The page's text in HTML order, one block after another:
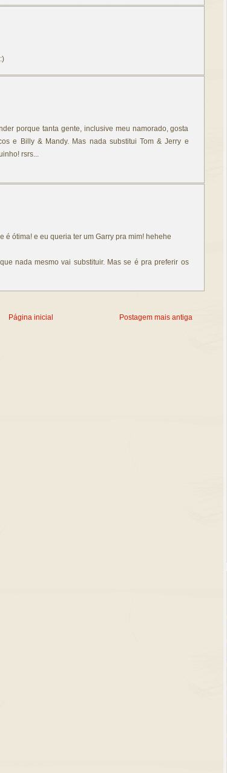
porque tanta gente, inclusive meu namorado, gosta
e Billy & Mandy. Mas nada substitui Tom & Jerry e
rsrs...
é ótima! e eu queria ter um Garry pra mim! hehehe
nada mesmo vai substituir. Mas se é pra preferir os
Postagem mais antiga
Página inicial